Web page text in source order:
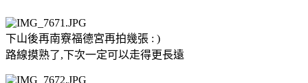
下山後再南竂福德宮再拍幾張 : )
路線摸熟了,下次一定可以走得更長遠